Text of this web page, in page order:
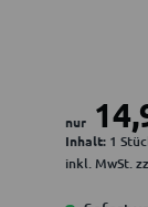
nur
Inhalt: 1
inkl. MwSt.